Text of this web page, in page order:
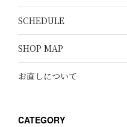
SCHEDULE
SHOP MAP
お直しについて
CATEGORY